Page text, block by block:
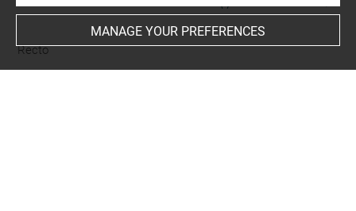
Recto
MANAGE YOUR PREFERENCES